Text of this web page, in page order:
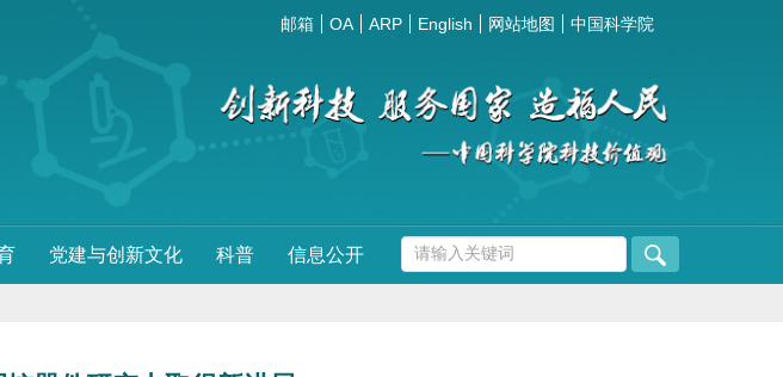
邮箱 OA ARP English 网站地图 中国科学院
党建与创新文化 科普 信息公开